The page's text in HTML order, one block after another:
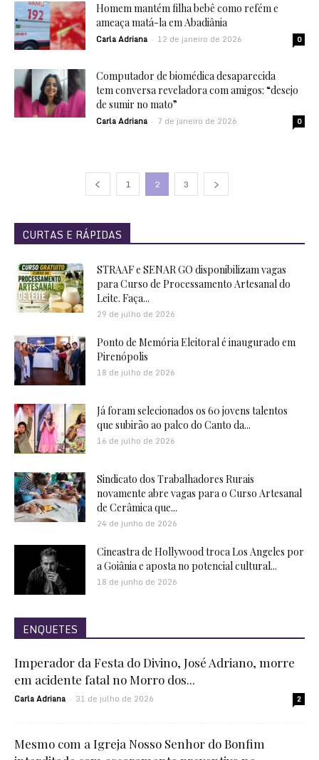
Homem mantém filha bebê como refém e
ameaça matá-la em Abadiânia
Carla Adriana - 12 de janeiro de 2026 0
Computador de biomédica desaparecida
tem conversa reveladora com amigos: “desejo
de sumir no mato”
Carla Adriana - 7 de janeiro de 2026 0
1 2 3
CURTAS E RÁPIDAS
STRAAF e SENAR GO disponibilizam vagas
para Curso de Processamento Artesanal do
Leite. Faça...
29 de julho de 2026
Ponto de Memória Eleitoral é inaugurado em
Pirenópolis
18 de julho de 2026
Já foram selecionados os 60 jovens talentos
que subirão ao palco do Canto da...
16 de julho de 2026
Sindicato dos Trabalhadores Rurais
novamente abre vagas para o Curso Artesanal
de Cerâmica que...
24 de junho de 2026
Cineastra de Hollywood troca Los Angeles por
a Goiânia e aposta no potencial cultural...
18 de junho de 2026
ENQUETES
Imperador da Festa do Divino, José Adriano, morre
em acidente fatal no Morro dos...
Carla Adriana - 31 de julho de 2026 2
Mesmo com a Igreja Nosso Senhor do Bonfim